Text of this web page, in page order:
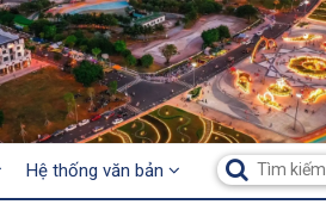
Hệ thống văn bản